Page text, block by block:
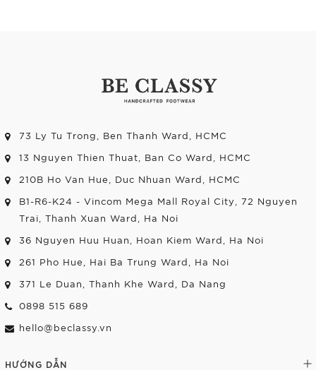
73 Ly Tu Trong, Ben Thanh Ward, HCMC
13 Nguyen Thien Thuat, Ban Co Ward, HCMC
210B Ho Van Hue, Duc Nhuan Ward, HCMC
B1-R6-K24 - Vincom Mega Mall Royal City, 72 Nguyen
Trai, Thanh Xuan Ward, Ha Noi
36 Nguyen Huu Huan, Hoan Kiem Ward, Ha Noi
261 Pho Hue, Hai Ba Trung Ward, Ha Noi
371 Le Duan, Thanh Khe Ward, Da Nang
0898 515 689
hello@beclassy.vn
HƯỚNG DẪN